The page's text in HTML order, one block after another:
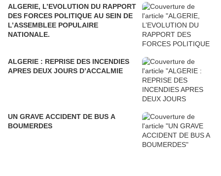
ALGERIE, L’EVOLUTION DU RAPPORT
DES FORCES POLITIQUE AU SEIN DE
L’ASSEMBLEE POPULAIRE
NATIONALE.
ALGERIE : REPRISE DES INCENDIES
APRES DEUX JOURS D’ACCALMIE
UN GRAVE ACCIDENT DE BUS A
BOUMERDES